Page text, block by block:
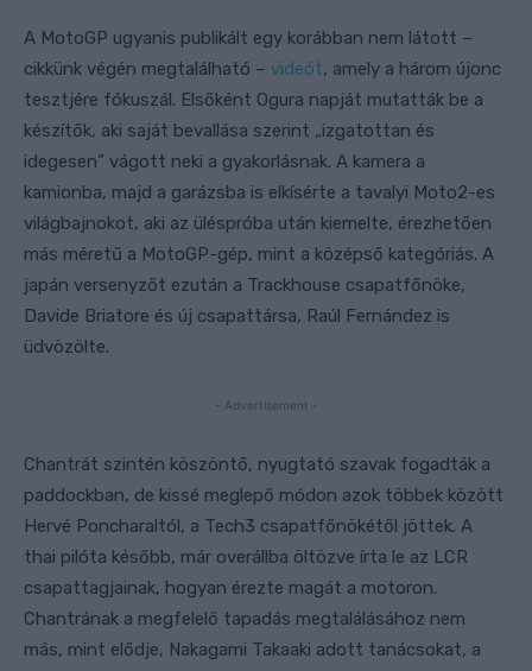
A MotoGP ugyanis publikált egy korábban nem látott –
cikkünk végén megtalálható – videót, amely a három újonc
tesztjére fókuszál. Elsőként Ogura napját mutatták be a
készítők, aki saját bevallása szerint „izgatottan és
idegesen” vágott neki a gyakorlásnak. A kamera a
kamionba, majd a garázsba is elkísérte a tavalyi Moto2-es
világbajnokot, aki az üléspróba után kiemelte, érezhetően
más méretű a MotoGP-gép, mint a középső kategóriás. A
japán versenyzőt ezután a Trackhouse csapatfőnöke,
Davide Briatore és új csapattársa, Raúl Fernández is
üdvözölte.
- Advertisement -
Chantrát szintén köszöntő, nyugtató szavak fogadták a
paddockban, de kissé meglepő módon azok többek között
Hervé Poncharaltól, a Tech3 csapatfőnökétől jöttek. A
thai pilóta később, már overállba öltözve írta le az LCR
csapattagjainak, hogyan érezte magát a motoron.
Chantrának a megfelelő tapadás megtalálásához nem
más, mint elődje, Nakagami Takaaki adott tanácsokat, a